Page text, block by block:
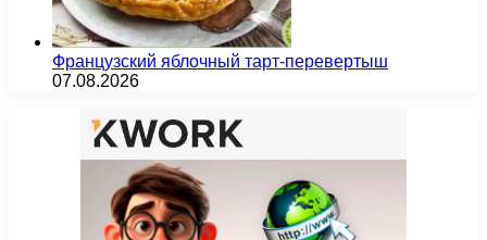
Французский яблочный тарт-перевертыш
07.08.2026